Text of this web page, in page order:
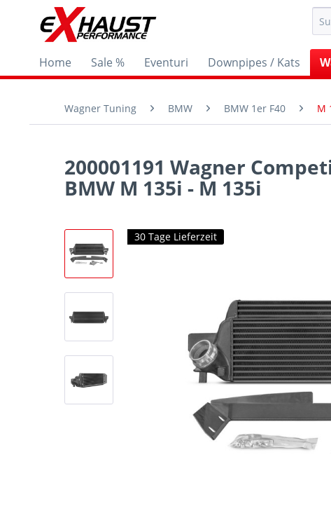
Home Sale % Eventuri Downpipes / Kats
Wagner Tuning BMW BMW 1er F40 M
200001191 Wagner
BMW M 135i - M 135i
30 Tage Lieferzeit